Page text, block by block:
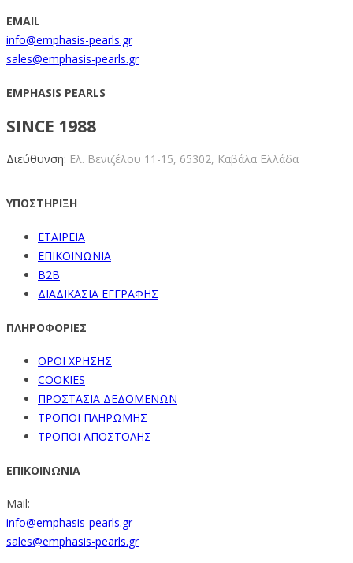
EMAIL
info@emphasis-pearls.gr
sales@emphasis-pearls.gr
EMPHASIS PEARLS
SINCE 1988
Διεύθυνση: Ελ. Βενιζέλου 11-15, 65302, Καβάλα Ελλάδα
ΥΠΟΣΤΗΡΙΞΗ
ΕΤΑΙΡΕΙΑ
ΕΠΙΚΟΙΝΩΝΙΑ
B2B
ΔΙΑΔΙΚΑΣΙΑ ΕΓΓΡΑΦΗΣ
ΠΛΗΡΟΦΟΡΙΕΣ
ΟΡΟΙ ΧΡΗΣΗΣ
COOKIES
ΠΡΟΣΤΑΣΙΑ ΔΕΔΟΜΕΝΩΝ
ΤΡΟΠΟΙ ΠΛΗΡΩΜΗΣ
ΤΡΟΠΟΙ ΑΠΟΣΤΟΛΗΣ
ΕΠΙΚΟΙΝΩΝΙΑ
Mail:
info@emphasis-pearls.gr
sales@emphasis-pearls.gr